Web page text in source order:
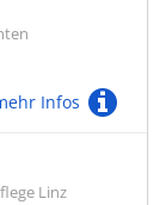
Infos
Linz